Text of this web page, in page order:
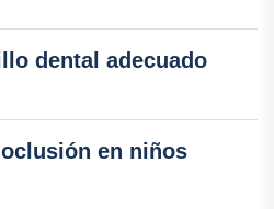
dental adecuado
en niños